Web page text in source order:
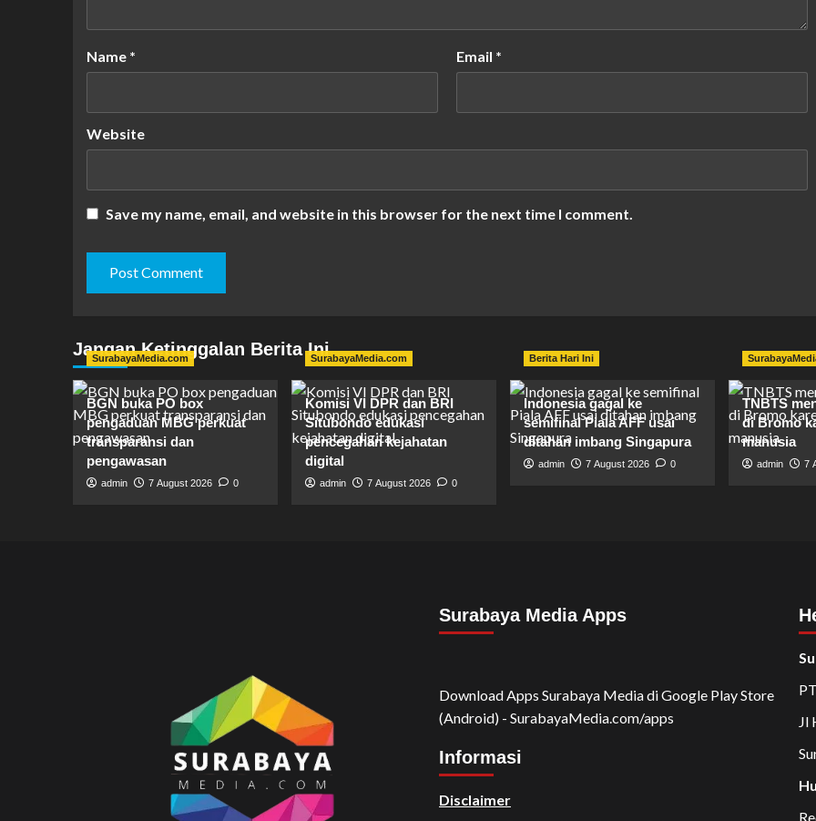
Name * Email *
Website
Save my name, email, and website in this browser for the next time I comment.
Jangan Ketinggalan Berita Ini
SurabayaMedia.com
BGN buka PO box
pengaduan MBG perkuat
transparansi dan
pengawasan
admin 7 August 2026 0
SurabayaMedia.com
Komisi VI DPR dan BRI
Situbondo edukasi
pencegahan kejahatan
digital
admin 7 August 2026 0
Berita Hari Ini
Indonesia gagal ke
semifinal Piala AFF usai
ditahan imbang Singapura
admin 7 August 2026 0
TNBTS
di Bromo
manusia
admin 7
Surabaya Media Apps
Download Apps Surabaya Media di Google Play Store
(Android) - SurabayaMedia.com/apps
Informasi
Disclaimer
Jl